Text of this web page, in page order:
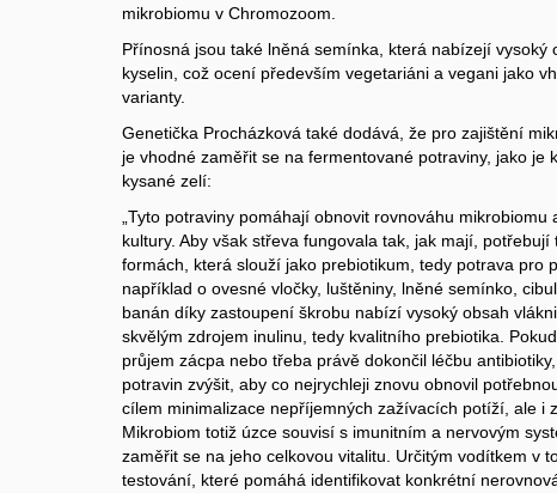
mikrobiomu v Chromozoom.
Přínosná jsou také lněná semínka, která nabízejí vysoký
kyselin, což ocení především vegetariáni a vegani jako
varianty.
Genetička Procházková také dodává, že pro zajištění
je vhodné zaměřit se na fermentované potraviny, jako je
kysané zelí:
„Tyto potraviny pomáhají obnovit rovnováhu
kultury. Aby však střeva fungovala tak, jak mají, potřebují
formách, která slouží jako prebiotikum, tedy potrava pro
například o ovesné vločky, luštěniny, lněné semínko,
banán díky zastoupení škrobu nabízí vysoký obsah
skvělým zdrojem inulinu, tedy kvalitního prebiotika.
průjem zácpa nebo třeba právě dokončil léčbu
potravin zvýšit, aby co nejrychleji znovu obnovil
cílem minimalizace nepříjemných zažívacích potíží, ale i
Mikrobiom totiž úzce souvisí s imunitním a nervovým
zaměřit se na jeho celkovou vitalitu. Určitým vodítkem v
testování, které pomáhá identifikovat konkrétní